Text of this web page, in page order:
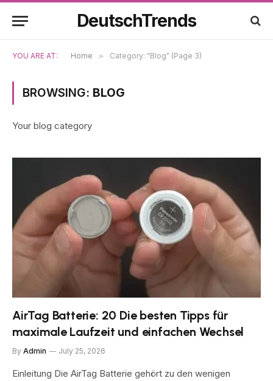
DeutschTrends
YOU ARE AT: Home » Category: "Blog" (Page 3)
BROWSING: BLOG
Your blog category
AirTag Batterie: 20 Die besten Tipps für
maximale Laufzeit und einfachen Wechsel
By Admin July 25, 2026
Einleitung Die AirTag Batterie gehört zu den wenigen